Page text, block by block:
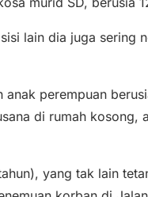
lain dia juga
perempuan
di rumah kosong,
yang tak lain